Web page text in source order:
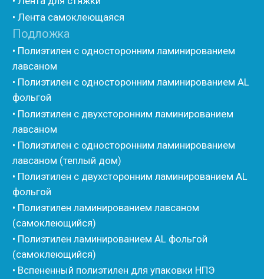
Купить
• Полиэтилен с двухсторонним ламинированием
лавсаном
• Полиэтилен с односторонним ламинированием
лавсаном (теплый дом)
• Полиэтилен с двухсторонним ламинированием AL
фольгой
(самоклеющийся)
• Полиэтилен ламинированием AL фольгой
(самоклеющийся)
• Вспененный полиэтилен для упаковки НПЭ
• Вспененный полиэтилен рулонный НПЭ
• Подложка под ламинат НПЭ
Мастика и герметик
• Мастика для швов
• Герметик для швов
• Герметик «тёплый шов»
• Korall
• Ecoroom
• Oppa
Другие товары
• Герлен
• Гермит